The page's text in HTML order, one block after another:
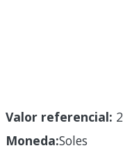
Valor referencial:
Moneda:Soles